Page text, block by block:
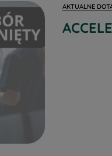
AKTUALNE